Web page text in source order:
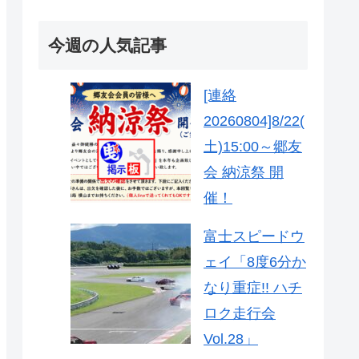
今週の人気記事
[連絡
20260804]8/22(
土)15:00～郷友
会 納涼祭 開
催！
富士スピードウ
ェイ「8度6分か
なり重症!! ハチ
ロク走行会
Vol.28」